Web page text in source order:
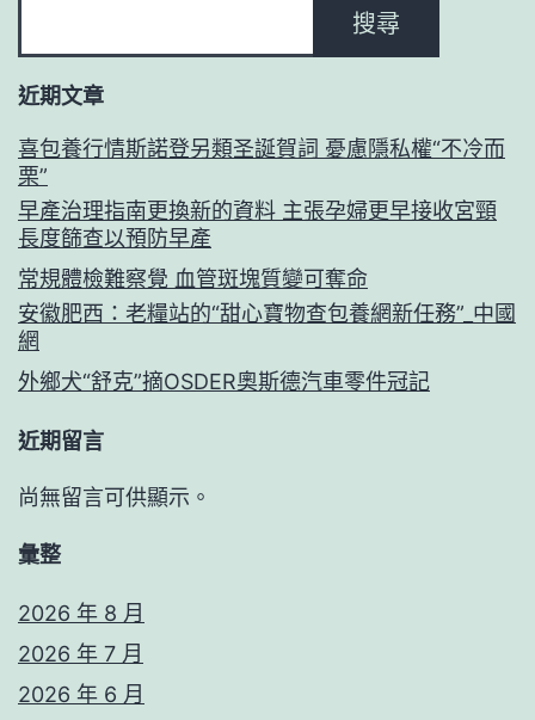
搜尋
近期文章
喜包養行情斯諾登另類圣誕賀詞 憂慮隱私權“不冷而
栗”
早產治理指南更換新的資料 主張孕婦更早接收宮頸
長度篩查以預防早產
常規體檢難察覺 血管斑塊質變可奪命
安徽肥西：老糧站的“甜心寶物查包養網新任務”_中國
網
外鄉犬“舒克”摘OSDER奧斯德汽車零件冠記
近期留言
尚無留言可供顯示。
彙整
2026 年 8 月
2026 年 7 月
2026 年 6 月